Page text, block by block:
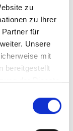
zu
zu Ihrer
für
Unsere
mit
bereitgestellt
der Dienste
Panama